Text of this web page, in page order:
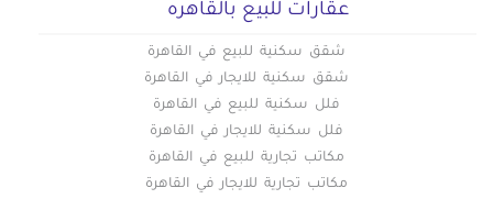
عقارات للبيع بالقاهره
شقق سكنية للبيع في القاهرة
شقق سكنية للايجار في القاهرة
فلل سكنية للبيع في القاهرة
فلل سكنية للايجار في القاهرة
مكاتب تجارية للبيع في القاهرة
مكاتب تجارية للايجار في القاهرة